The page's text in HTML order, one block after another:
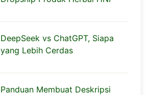
DeepSeek vs ChatGPT, Siapa
yang Lebih Cerdas
Panduan Membuat Deskripsi